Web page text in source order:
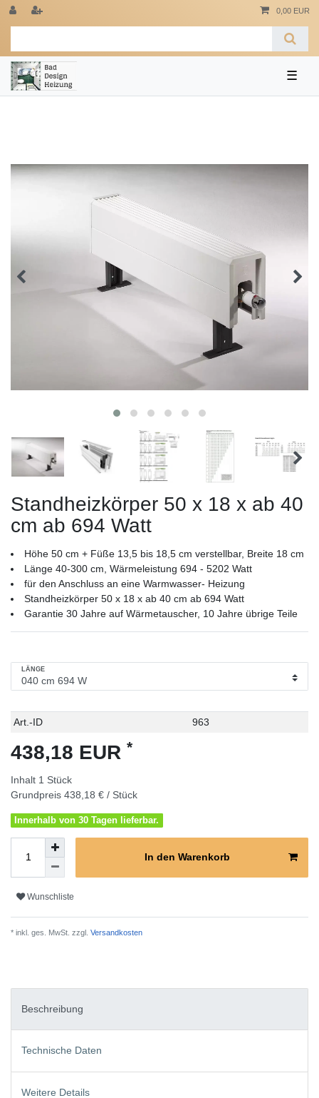
0,00 EUR
☰
Standheizkörper 50 x 18 x ab 40
cm ab 694 Watt
Höhe 50 cm + Füße 13,5 bis 18,5 cm verstellbar, Breite 18 cm
Länge 40-300 cm, Wärmeleistung 694 - 5202 Watt
für den Anschluss an eine Warmwasser- Heizung
Standheizkörper 50 x 18 x ab 40 cm ab 694 Watt
Garantie 30 Jahre auf Wärmetauscher, 10 Jahre übrige Teile
LÄNGE
Technisches
Wert
Art.-ID 963
438,18 EUR *
Inhalt 1 Stück
Grundpreis 438,18 € / Stück
Innerhalb von 30 Tagen lieferbar.
In den Warenkorb
Wunschliste
* inkl. ges. MwSt. zzgl. Versandkosten
Beschreibung
Technische Daten
Weitere Details